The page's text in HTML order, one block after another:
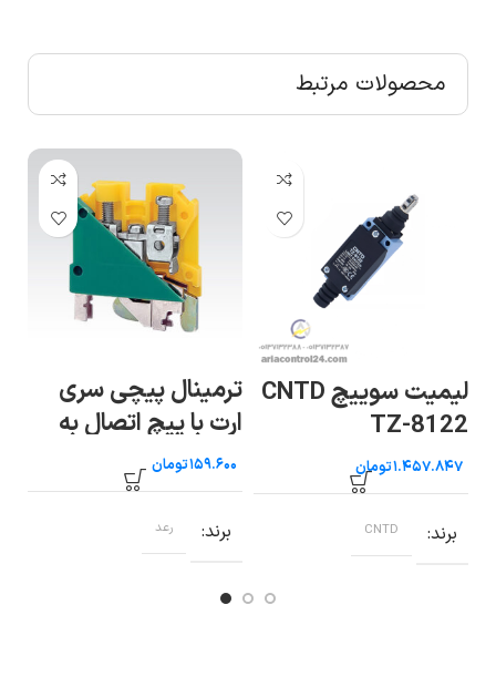
محصولات مرتبط
لیمیت سوییچ CNTD
TZ-8122
تومان
برند CNTD
ترمینال پیچی سری
ارت با پیچ اتصال به
ریل سایز ۲.۵ رعد
تومان
برند رعد